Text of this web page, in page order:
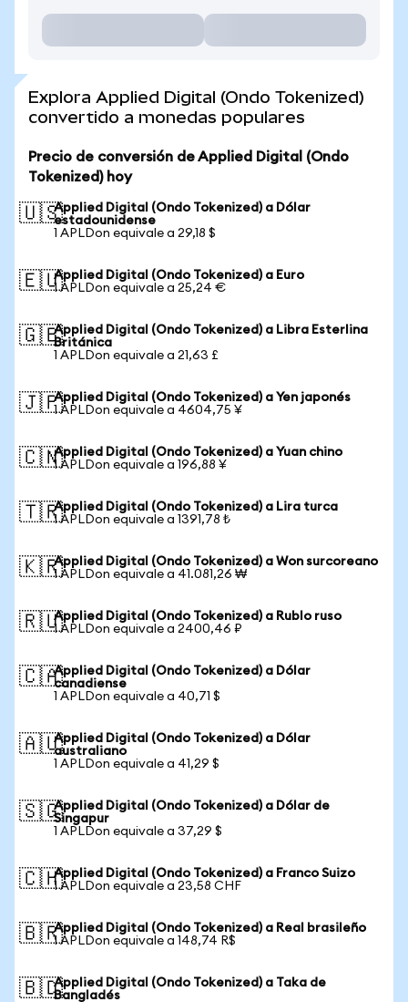
Explora Applied Digital (Ondo Tokenized)
convertido a monedas populares
Precio de conversión de Applied Digital (Ondo
Tokenized) hoy
🇺🇸Applied Digital (Ondo Tokenized) a Dólar
estadounidense
1 APLDon equivale a 29,18 $
🇪🇺Applied Digital (Ondo Tokenized) a Euro
1 APLDon equivale a 25,24 €
🇬🇧Applied Digital (Ondo Tokenized) a Libra Esterlina
Británica
1 APLDon equivale a 21,63 £
🇯🇵Applied Digital (Ondo Tokenized) a Yen japonés
1 APLDon equivale a 4604,75 ¥
🇨🇳Applied Digital (Ondo Tokenized) a Yuan chino
1 APLDon equivale a 196,88 ¥
🇹🇷Applied Digital (Ondo Tokenized) a Lira turca
1 APLDon equivale a 1391,78 ₺
🇰🇷Applied Digital (Ondo Tokenized) a Won surcoreano
1 APLDon equivale a 41.081,26 ₩
🇷🇺Applied Digital (Ondo Tokenized) a Rublo ruso
1 APLDon equivale a 2400,46 ₽
🇨🇦Applied Digital (Ondo Tokenized) a Dólar
canadiense
1 APLDon equivale a 40,71 $
🇦🇺Applied Digital (Ondo Tokenized) a Dólar
australiano
1 APLDon equivale a 41,29 $
🇸🇬Applied Digital (Ondo Tokenized) a Dólar de
Singapur
1 APLDon equivale a 37,29 $
🇨🇭Applied Digital (Ondo Tokenized) a Franco Suizo
1 APLDon equivale a 23,58 CHF
🇧🇷Applied Digital (Ondo Tokenized) a Real brasileño
1 APLDon equivale a 148,74 R$
🇧🇩Applied Digital (Ondo Tokenized) a Taka de
Bangladés